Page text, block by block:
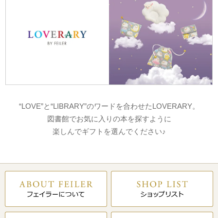
“LOVE”と“LIBRARY”のワードを合わせたLOVERARY。
図書館でお気に入りの本を探すように
楽しんでギフトを選んでください♪